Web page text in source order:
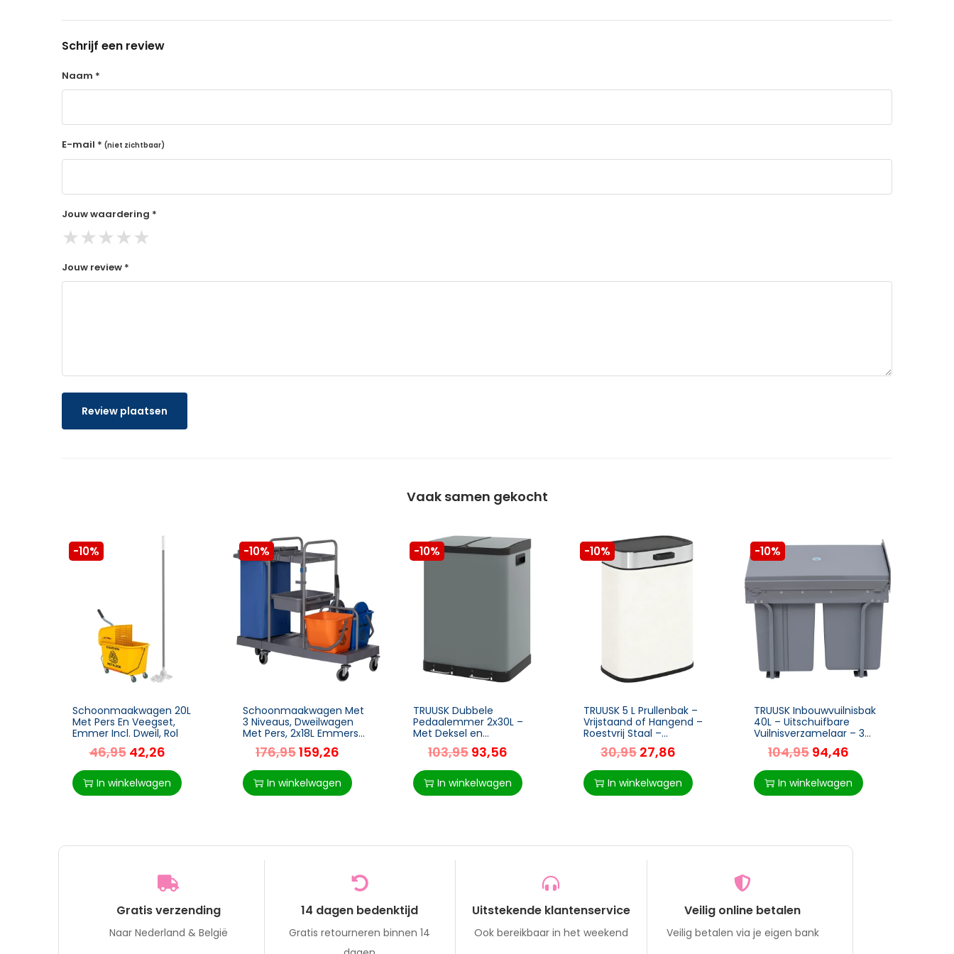
14 dagen retourtermijn
Binnen 14 dagen een terugbetaling na ontvangst van retour
De terugbetaling wordt gedaan via de betaalmethode waarmee de bestelling is gedaan
Schrijf een review
Naam *
E-mail * (niet zichtbaar)
Jouw waardering *
★★★★★
Jouw review *
Review plaatsen
Vaak samen gekocht
-10%
Schoonmaakwagen 20L
Met Pers En Veegset,
Emmer Incl. Dweil, Rol
46,95 42,26
In winkelwagen
-10%
Schoonmaakwagen Met
3 Niveaus, Dweilwagen
Met Pers, 2x18L Emmers
Voor Hotel
176,95159,26
In winkelwagen
-10%
TRUUSK Dubbele
Pedaalemmer 2x30L –
Met Deksel en
Voetpedaal – Metaal –
Voor Woonkamer en
Kantoor –
48,8×39,5x67cm
103,95 93,56
In winkelwagen
-10%
TRUUSK 5 L Prullenbak –
Vrijstaand of Hangend –
Roestvrij Staal –
Crèmewit – Duurzaam –
Compact – Voor Keuken
of Badkamer
30,95 27,86
In winkelwagen
-10%
TRUUSK Inbouwvuilnisbak
40L – Uitschuifbare
Vuilnisverzamelaar – 3
Uitneembare Vakken –
Voor Kasten vanaf 400
mm Breedte – Voor
104,95 94,46
In winkelwagen
Gratis verzending
Naar Nederland & België
14 dagen bedenktijd
Gratis retourneren binnen 14
Uitstekende klantenservice
Ook bereikbaar in het weekend
Veilig online betalen
Veilig betalen via je eigen bank